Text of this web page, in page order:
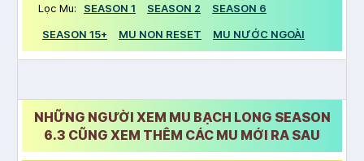
Lọc Mu: SEASON 1 SEASON 2
SEASON 6
SEASON 15+
MU NON RESET MU NƯỚC NGOÀI
NHỮNG NGƯỜI XEM MU BẠCH LONG SEASON
6.3 CŨNG XEM THÊM CÁC MU MỚI RA SAU